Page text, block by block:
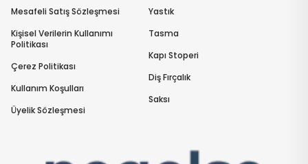
Mesafeli Satış Sözleşmesi
Kişisel Verilerin Kullanımı
Politikası
Çerez Politikası
Kullanım Koşulları
Üyelik Sözleşmesi
Yastık
Tasma
Kapı Stoperi
Diş Fırçalık
Saksı